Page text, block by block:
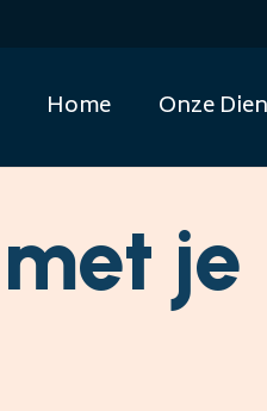
Home Onze
je